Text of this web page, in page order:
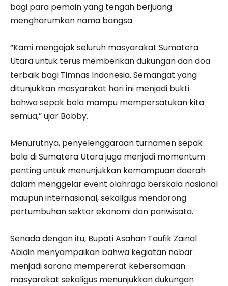
bagi para pemain yang tengah berjuang
mengharumkan nama bangsa.
“Kami mengajak seluruh masyarakat Sumatera
Utara untuk terus memberikan dukungan dan doa
terbaik bagi Timnas Indonesia. Semangat yang
ditunjukkan masyarakat hari ini menjadi bukti
bahwa sepak bola mampu mempersatukan kita
semua,” ujar Bobby.
Menurutnya, penyelenggaraan turnamen sepak
bola di Sumatera Utara juga menjadi momentum
penting untuk menunjukkan kemampuan daerah
dalam menggelar event olahraga berskala nasional
maupun internasional, sekaligus mendorong
pertumbuhan sektor ekonomi dan pariwisata.
Senada dengan itu, Bupati Asahan Taufik Zainal
Abidin menyampaikan bahwa kegiatan nobar
menjadi sarana mempererat kebersamaan
masyarakat sekaligus menunjukkan dukungan